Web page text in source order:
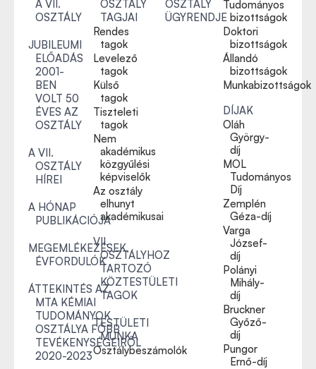
A VII.
OSZTÁLY
JUBILEUMI
ELŐADÁS
2001-
BEN
VOLT 50
ÉVES AZ
OSZTÁLY
A VII.
OSZTÁLY
HÍREI
A HÓNAP
PUBLIKÁCIÓJA
MEGEMLÉKEZÉSEK,
ÉVFORDULÓK
ÁTTEKINTÉS AZ
MTA KÉMIAI
TUDOMÁNYOK
OSZTÁLYA FŐBB
TEVÉKENYSÉGEIRŐL
2020-2023
OSZTÁLY
TAGJAI
Rendes
tagok
Levelező
tagok
Külső
tagok
Tiszteleti
tagok
Nem
akadémikus
közgyűlési
képviselők
Az osztály
elhunyt
akadémikusai
VII.
OSZTÁLYHOZ
TARTOZÓ
KÖZTESTÜLETI
TAGOK
TESTÜLETI
MUNKA
Osztálybeszámolók
OSZTÁLY
ÜGYRENDJE
Tudományos
bizottságok
Doktori
bizottságok
Állandó
bizottságok
Munkabizottságok
DÍJAK
Oláh
György-
díj
MOL
Tudományos
Díj
Zemplén
Géza-díj
Varga
József-
díj
Polányi
Mihály-
díj
Bruckner
Győző-
díj
Pungor
Ernő-díj